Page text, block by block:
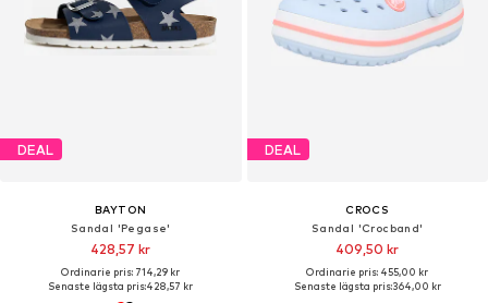
DEAL
BAYTON
Sandal 'Pegase'
428,57 kr
Ordinarie pris: 714,29 kr
Senaste lägsta pris:428,57 kr
DEAL
CROCS
Sandal 'Crocband'
409,50 kr
Ordinarie pris: 455,00 kr
Senaste lägsta pris:364,00 kr